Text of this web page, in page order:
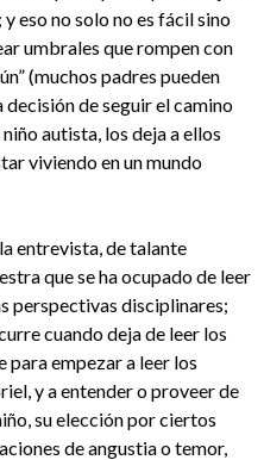
eso no solo no es fácil sino
umbrales que rompen con
(muchos padres pueden
de seguir el camino
autista, los deja a ellos
viviendo en un mundo
entrevista, de talante
que se ha ocupado de leer
perspectivas disciplinares;
cuando deja de leer los
para empezar a leer los
y a entender o proveer de
su elección por ciertos
de angustia o temor,